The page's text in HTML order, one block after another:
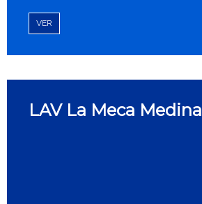
VER
LAV La Meca Medina